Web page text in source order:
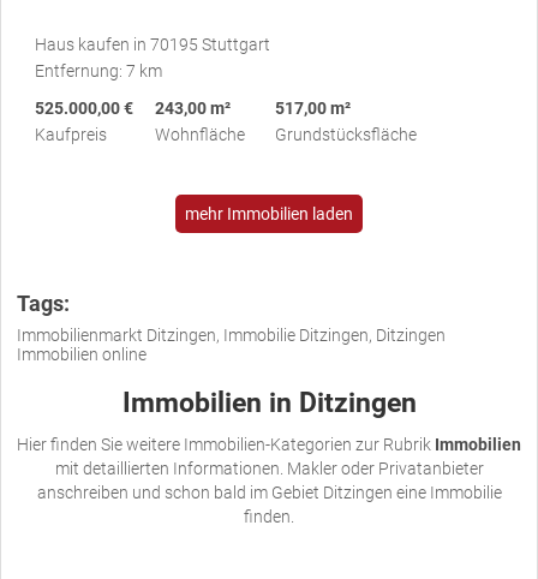
Haus kaufen in 70195 Stuttgart
Entfernung: 7 km
525.000,00 €
Kaufpreis
243,00 m²
Wohnfläche
517,00 m²
Grundstücksfläche
mehr Immobilien laden
Tags:
Immobilienmarkt Ditzingen, Immobilie Ditzingen, Ditzingen
Immobilien online
Immobilien in Ditzingen
Hier finden Sie weitere Immobilien-Kategorien zur Rubrik Immobilien
mit detaillierten Informationen. Makler oder Privatanbieter
anschreiben und schon bald im Gebiet Ditzingen eine Immobilie
finden.